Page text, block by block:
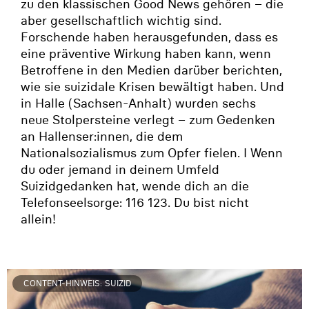
zu den klassischen Good News gehören – die
aber gesellschaftlich wichtig sind.
Forschende haben herausgefunden, dass es
eine präventive Wirkung haben kann, wenn
Betroffene in den Medien darüber berichten,
wie sie suizidale Krisen bewältigt haben. Und
in Halle (Sachsen-Anhalt) wurden sechs
neue Stolpersteine verlegt – zum Gedenken
an Hallenser:innen, die dem
Nationalsozialismus zum Opfer fielen. I Wenn
du oder jemand in deinem Umfeld
Suizidgedanken hat, wende dich an die
Telefonseelsorge: 116 123. Du bist nicht
allein!
CONTENT-HINWEIS: SUIZID